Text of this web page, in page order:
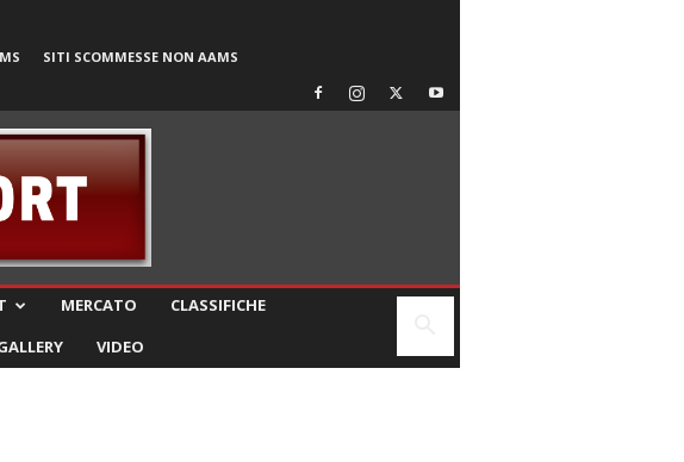
SITI SCOMMESSE NON AAMS
MERCATO
CLASSIFICHE
VIDEO